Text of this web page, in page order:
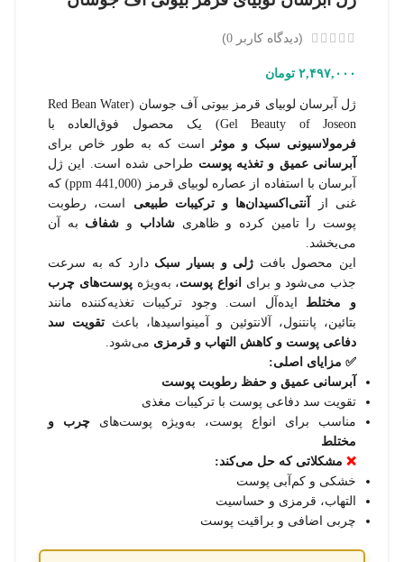
(دیدگاه کاربر 0
)
۲,۴۹۷,۰۰۰ تومان
ژل آبرسان لوبیای قرمز بیوتی آف جوسان (Red Bean Water
Gel Beauty of Joseon) یک محصول فوق‌العاده با
فرمولاسیونی سبک و موثر
است که به طور خاص برای
آبرسانی عمیق و تغذیه پوست طراحی شده است. این ژل
آبرسان با استفاده از عصاره لوبیای قرمز (441,000 ppm) که
غنی از
آنتی‌اکسیدان‌ها و ترکیبات طبیعی است، رطوبت
پوست را تامین کرده و ظاهریشاداب و شفاف به آن
می‌بخشد.
این محصول بافت ژلی و بسیار سبک دارد که به سرعت
جذب می‌شود و برای
انواع پوست، به‌ویژهپوست‌های چرب
و مختلط ایده‌آل است. وجود ترکیبات تغذیه‌کننده مانند
بتائین، پانتنول، آلانتوئین و آمینواسیدها، باعث تقویت سد
دفاعی پوست و کاهش التهاب و قرمزی می‌شود.
✅ مزایای اصلی:
آبرسانی عمیق و حفظ رطوبت پوست
تقویت سد دفاعی پوست با ترکیبات مغذی
مناسب برای انواع پوست، به‌ویژه پوست‌های چرب و
مختلط
❌ مشکلاتی که حل می‌کند:
خشکی و کم‌آبی پوست
التهاب، قرمزی و حساسیت
چربی اضافی و براقیت پوست